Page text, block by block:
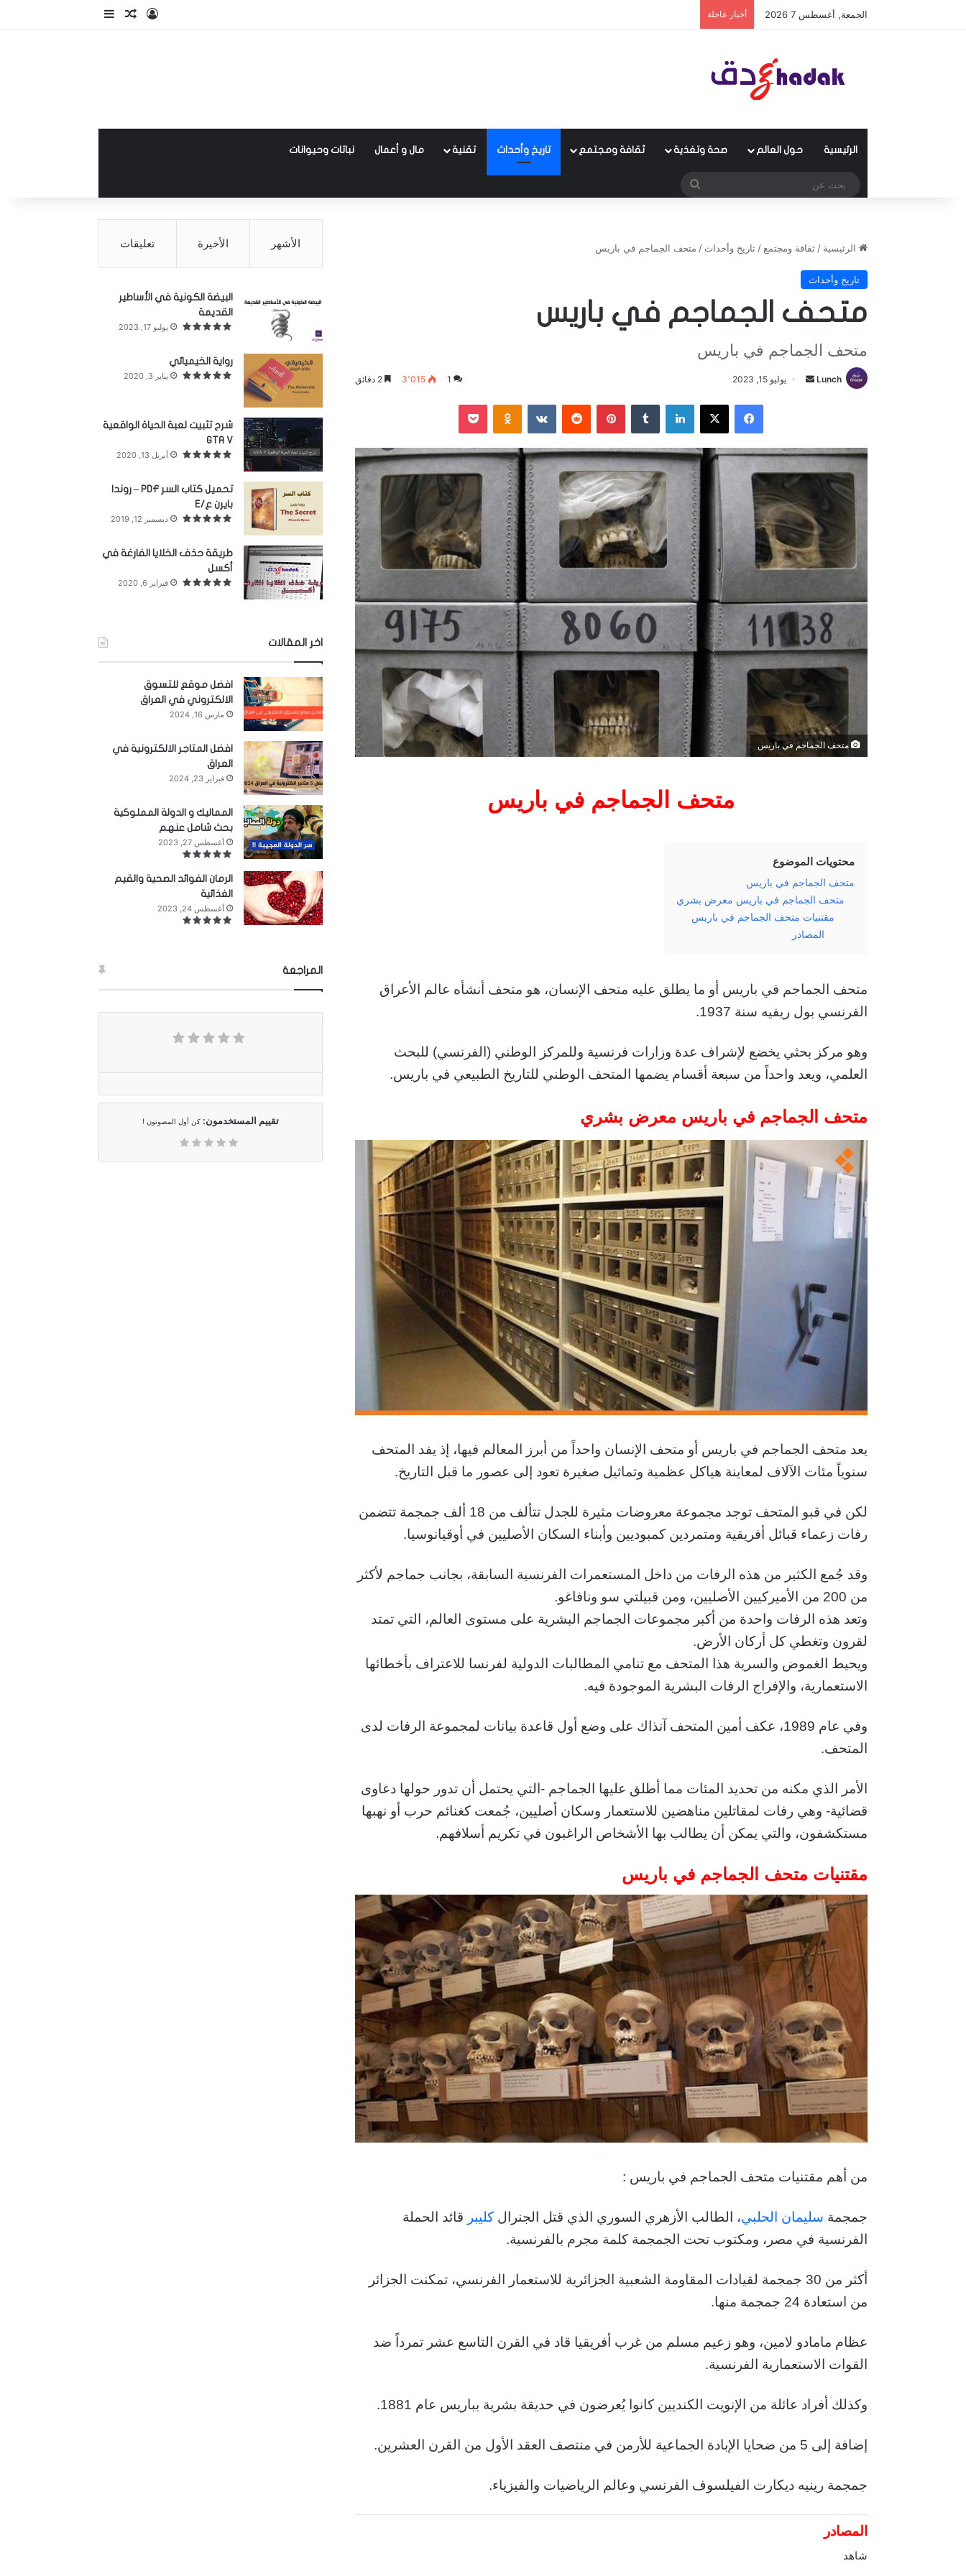
الجمعة, أغسطس 7 2026 أخبار عاجلة تسجيل الدخول
مقال عشوائي
الرئيسية حول العالم صحة وتغذية ثقافة ومجتمع تاريخ وأحداث تقنية مال و أعمال نباتات وحيوانات
الرئيسية / ثقافة ومجتمع / تاريخ وأحداث / متحف الجماجم في باريس
تاريخ وأحداث
متحف الجماجم في باريس
متحف الجماجم في باريس
Lunch
ب
ا
إ
ل
ك
ر
و
ن
ي
يوليو 15, 2023 1 3٬015 2 دقائق
فيسبوك ‫X لينكدإن ‏Tumblr بينتيريست ‏Reddit
‏VKontakte
Odnoklassniki
‫Pocket
متحف الجماجم في باريس
متحف الجماجم في باريس
محتويات الموضوع
متحف الجماجم في باريس
متحف الجماجم في باريس معرض بشري
مقتنيات متحف الجماجم في باريس
المصادر
متحف الجماجم في باريس أو ما يطلق عليه متحف الإنسان، هو متحف أنشأه عالم الأعراق
الفرنسي بول ريفيه سنة 1937.
وهو مركز بحثي يخضع لإشراف عدة وزارات فرنسية وللمركز الوطني (الفرنسي) للبحث
العلمي، ويعد واحداً من سبعة أقسام يضمها المتحف الوطني للتاريخ الطبيعي في باريس.
متحف الجماجم في باريس معرض بشري
يعد متحف الجماجم في باريس أو متحف الإنسان واحداً من أبرز المعالم فيها، إذ يفد المتحف
سنوياً مئات الآلاف لمعاينة هياكل عظمية وتماثيل صغيرة تعود إلى عصور ما قبل التاريخ.
لكن في قبو المتحف توجد مجموعة معروضات مثيرة للجدل تتألف من 18 ألف جمجمة تتضمن
رفات زعماء قبائل أفريقية ومتمردين كمبوديين وأبناء السكان الأصليين في أوقيانوسيا.
وقد جُمع الكثير من هذه الرفات من داخل المستعمرات الفرنسية السابقة، بجانب جماجم لأكثر
من 200 من الأميركيين الأصليين، ومن قبيلتي سو ونافاغو.
وتعد هذه الرفات واحدة من أكبر مجموعات الجماجم البشرية على مستوى العالم، التي تمتد
لقرون وتغطي كل أركان الأرض.
ويحيط الغموض والسرية هذا المتحف مع تنامي المطالبات الدولية لفرنسا للاعتراف بأخطائها
الاستعمارية، والإفراج الرفات البشرية الموجودة فيه.
وفي عام 1989، عكف أمين المتحف آنذاك على وضع أول قاعدة بيانات لمجموعة الرفات لدى
المتحف.
الأمر الذي مكنه من تحديد المئات مما أطلق عليها الجماجم -التي يحتمل أن تدور حولها دعاوى
قضائية- وهي رفات لمقاتلين مناهضين للاستعمار وسكان أصليين، جُمعت كغنائم حرب أو نهبها
مستكشفون، والتي يمكن أن يطالب بها الأشخاص الراغبون في تكريم أسلافهم.
مقتنيات متحف الجماجم في باريس
من أهم مقتنيات متحف الجماجم في باريس :
جمجمة سليمان الحلبي، الطالب الأزهري السوري الذي قتل الجنرال كليبر قائد الحملة
الفرنسية في مصر، ومكتوب تحت الجمجمة كلمة مجرم بالفرنسية.
أكثر من 30 جمجمة لقيادات المقاومة الشعبية الجزائرية للاستعمار الفرنسي، تمكنت الجزائر
من استعادة 24 جمجمة منها.
عظام مامادو لامين، وهو زعيم مسلم من غرب أفريقيا قاد في القرن التاسع عشر تمرداً ضد
القوات الاستعمارية الفرنسية.
وكذلك أفراد عائلة من الإنويت الكنديين كانوا يُعرضون في حديقة بشرية بباريس عام 1881.
إضافة إلى 5 من ضحايا الإبادة الجماعية للأرمن في منتصف العقد الأول من القرن العشرين.
جمجمة رينيه ديكارت الفيلسوف الفرنسي وعالم الرياضيات والفيزياء.
المصادر
شاهد
الأشهر الأخيرة تعليقات
البيضة الكونية في الأساطير
القديمة
يوليو 17, 2023
رواية الخيميائي
يناير 3, 2020
شرح تثبيت لعبة الحياة الواقعية
GTA V
أبريل 13, 2020
تحميل كتاب السر PDF – روندا
بايرن ع/E
ديسمبر 12, 2019
طريقة حذف الخلايا الفارغة في
أكسل
فبراير 6, 2020
اخر المقالات
افضل موقع للتسوق
الالكتروني في العراق
مارس 16, 2024
افضل المتاجر الالكترونية في
العراق
فبراير 23, 2024
المماليك و الدولة المملوكية
بحث شامل عنهم
أغسطس 27, 2023
الرمان الفوائد الصحية والقيم
الغذائية
أغسطس 24, 2023
المراجعة
تقييم المستخدمون:كن أول المصوتون !